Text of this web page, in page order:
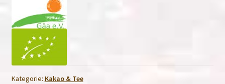
Kategorie: Kakao & Tee